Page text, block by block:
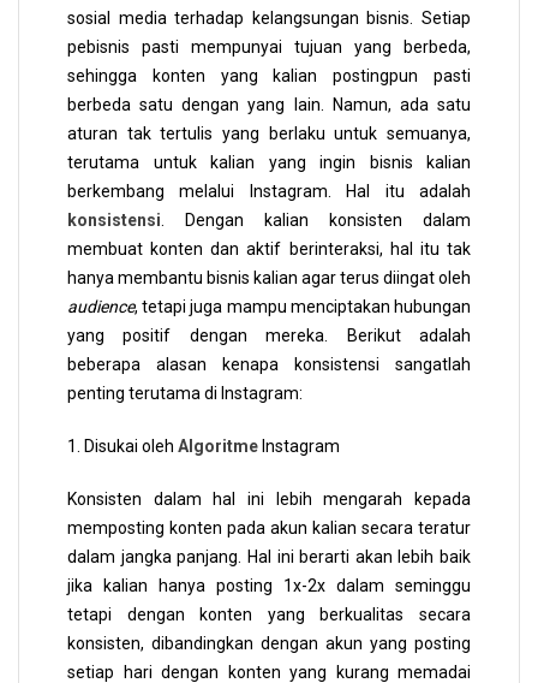
sosial media terhadap kelangsungan bisnis. Setiap
pebisnis pasti mempunyai tujuan yang berbeda,
sehingga konten yang kalian postingpun pasti
berbeda satu dengan yang lain. Namun, ada satu
aturan tak tertulis yang berlaku untuk semuanya,
terutama untuk kalian yang ingin bisnis kalian
berkembang melalui Instagram. Hal itu adalah
konsistensi . Dengan kalian konsisten dalam
membuat konten dan aktif berinteraksi, hal itu tak
hanya membantu bisnis kalian agar terus diingat oleh
audience, tetapi juga mampu menciptakan hubungan
yang positif dengan mereka. Berikut adalah
beberapa alasan kenapa konsistensi sangatlah
penting terutama di Instagram:
1. Disukai oleh AlgoritmeInstagram
Konsisten dalam hal ini lebih mengarah kepada
memposting konten pada akun kalian secara teratur
dalam jangka panjang. Hal ini berarti akan lebih baik
jika kalian hanya posting 1x-2x dalam seminggu
tetapi dengan konten yang berkualitas secara
konsisten, dibandingkan dengan akun yang posting
setiap hari dengan konten yang kurang memadai